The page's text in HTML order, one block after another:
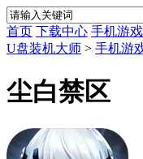
首页 下载中心 手机游戏
U盘装机大师 > 手机游
尘白禁区